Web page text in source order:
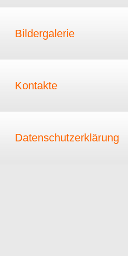
Bildergalerie
Kontakte
Datenschutzerklärung